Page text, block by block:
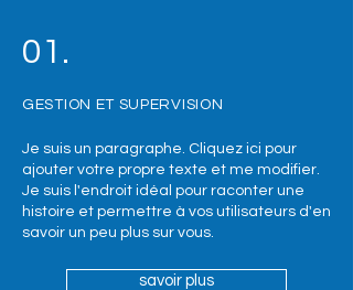
01.
GESTION ET SUPERVISION
Je suis un paragraphe. Cliquez ici pour
ajouter votre propre texte et me modifier.
Je suis l'endroit idéal pour raconter une
histoire et permettre à vos utilisateurs d'en
savoir un peu plus sur vous.
savoir plus